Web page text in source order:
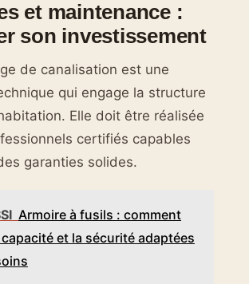
et maintenance :
son investissement
de canalisation est une
qui engage la structure
Elle doit être réalisée
certifiés capables
garanties solides.
Armoire à fusils : comment
et la sécurité adaptées